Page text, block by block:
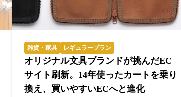
雑貨・家具 レギュラープラン
オリジナル文具ブランドが挑んだEC
サイト刷新。14年使ったカートを乗り
換え、買いやすいECへと進化